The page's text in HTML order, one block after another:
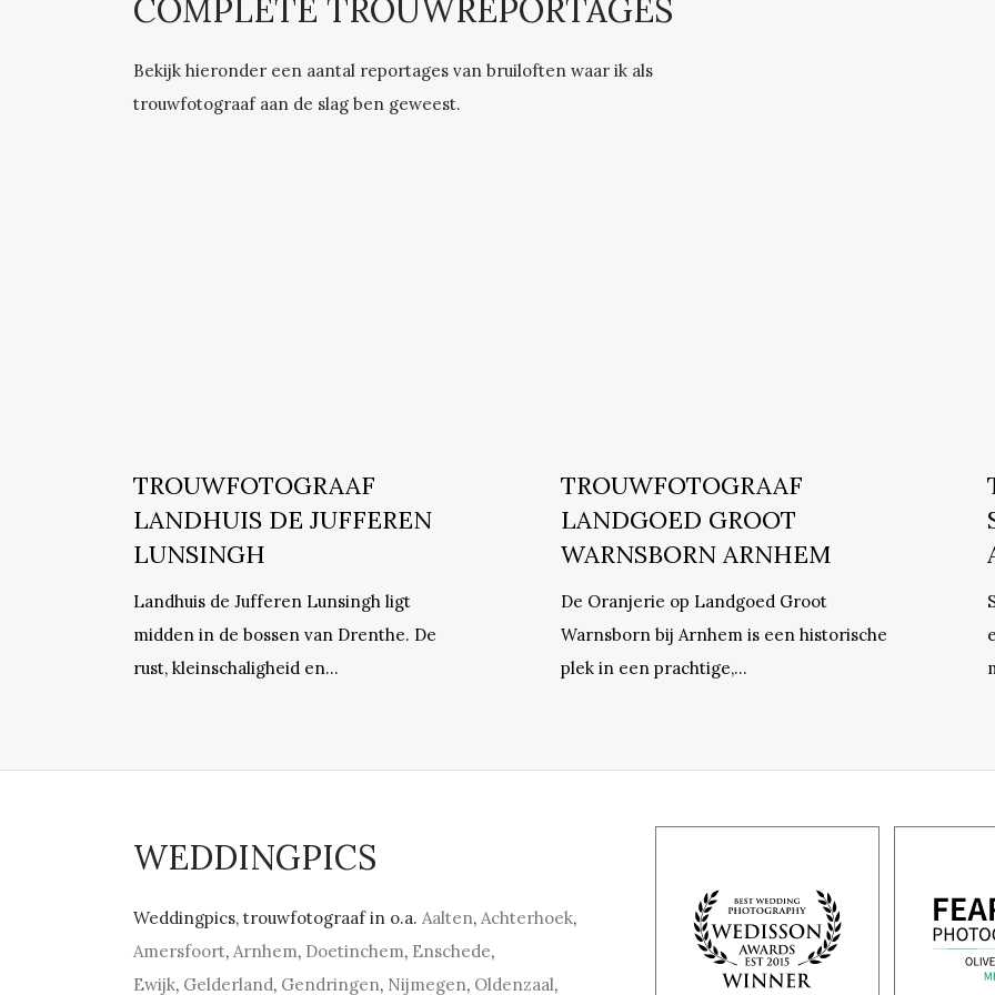
COMPLETE TROUWREPORTAGES
Bekijk hieronder een aantal reportages van bruiloften waar ik als
trouwfotograaf aan de slag ben geweest.
TROUWFOTOGRAAF
LANDHUIS DE JUFFEREN
LUNSINGH
Landhuis de Jufferen Lunsingh ligt
midden in de bossen van Drenthe. De
rust, kleinschaligheid en…
TROUWFOTOGRAAF
LANDGOED GROOT
WARNSBORN ARNHEM
De Oranjerie op Landgoed Groot
Warnsborn bij Arnhem is een historische
plek in een prachtige,…
WEDDINGPICS
Weddingpics, trouwfotograaf in o.a. Aalten, Achterhoek,
Amersfoort, Arnhem, Doetinchem, Enschede,
Ewijk, Gelderland, Gendringen, Nijmegen, Oldenzaal,